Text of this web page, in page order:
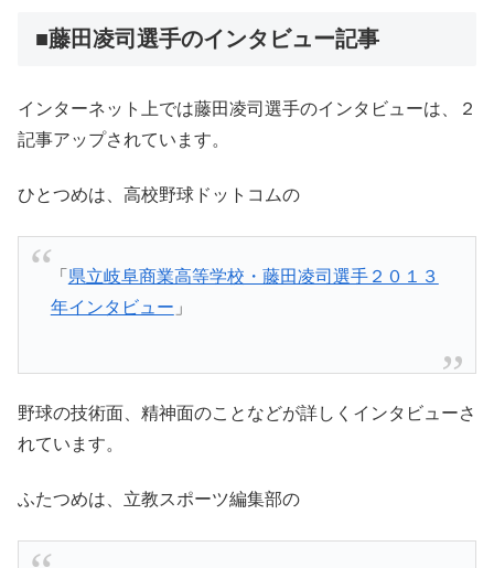
■藤田凌司選手のインタビュー記事
インターネット上では藤田凌司選手のインタビューは、２
記事アップされています。
ひとつめは、高校野球ドットコムの
「 県立岐阜商業高等学校・藤田凌司選手２０１３
年インタビュー 」
野球の技術面、精神面のことなどが詳しくインタビューさ
れています。
ふたつめは、立教スポーツ編集部の